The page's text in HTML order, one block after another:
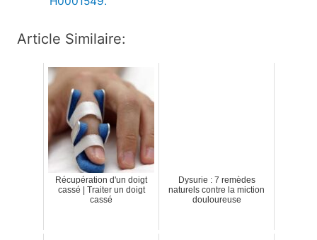
Article Similaire:
Récupération d'un doigt
cassé | Traiter un doigt
cassé
Dysurie : 7 remèdes
naturels contre la miction
douloureuse